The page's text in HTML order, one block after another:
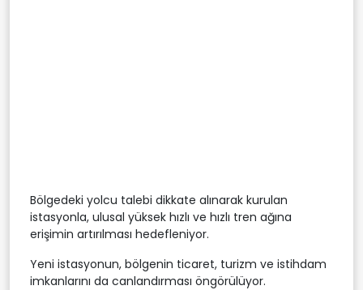
Bölgedeki yolcu talebi dikkate alınarak kurulan
istasyonla, ulusal yüksek hızlı ve hızlı tren ağına
erişimin artırılması hedefleniyor.
Yeni istasyonun, bölgenin ticaret, turizm ve istihdam
imkanlarını da canlandırması öngörülüyor.